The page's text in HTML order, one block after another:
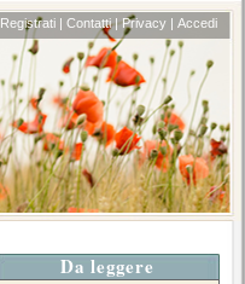
Registrati | Contatti | Privacy | Accedi
Da leggere